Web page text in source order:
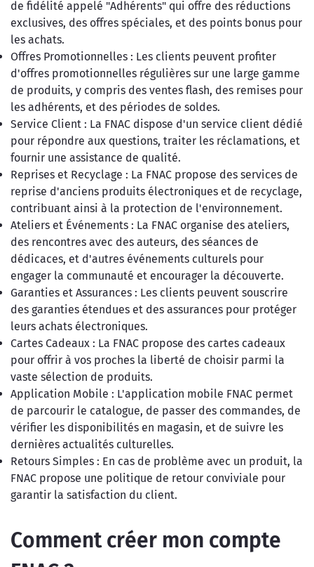
de fidélité appelé "Adhérents" qui offre des réductions
exclusives, des offres spéciales, et des points bonus pour
les achats.
Offres Promotionnelles : Les clients peuvent profiter
d'offres promotionnelles régulières sur une large gamme
de produits, y compris des ventes flash, des remises pour
les adhérents, et des périodes de soldes.
Service Client : La FNAC dispose d'un service client dédié
pour répondre aux questions, traiter les réclamations, et
fournir une assistance de qualité.
Reprises et Recyclage : La FNAC propose des services de
reprise d'anciens produits électroniques et de recyclage,
contribuant ainsi à la protection de l'environnement.
Ateliers et Événements : La FNAC organise des ateliers,
des rencontres avec des auteurs, des séances de
dédicaces, et d'autres événements culturels pour
engager la communauté et encourager la découverte.
Garanties et Assurances : Les clients peuvent souscrire
des garanties étendues et des assurances pour protéger
leurs achats électroniques.
Cartes Cadeaux : La FNAC propose des cartes cadeaux
pour offrir à vos proches la liberté de choisir parmi la
vaste sélection de produits.
Application Mobile : L'application mobile FNAC permet
de parcourir le catalogue, de passer des commandes, de
vérifier les disponibilités en magasin, et de suivre les
dernières actualités culturelles.
Retours Simples : En cas de problème avec un produit, la
FNAC propose une politique de retour conviviale pour
garantir la satisfaction du client.
Comment créer mon compte